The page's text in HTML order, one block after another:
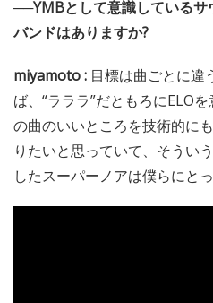
──YMBとして意識しているサ
バンドはありますか?
miyamoto : 目標は曲ごとに違
ば、“ラララ”だともろにELO
の曲のいいところを技術的に
りたいと思っていて、そうい
したスーパーノアは僕らにと